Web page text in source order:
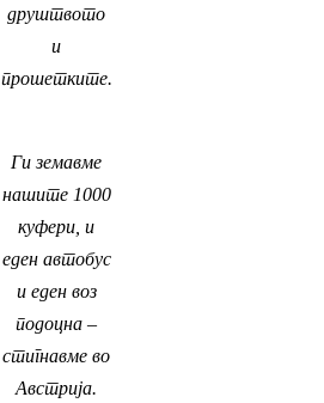
друштвото
и
прошетките.
Ги земавме
нашите 1000
куфери, и
еден автобус
и еден воз
подоцна –
стигнавме во
Австрија.